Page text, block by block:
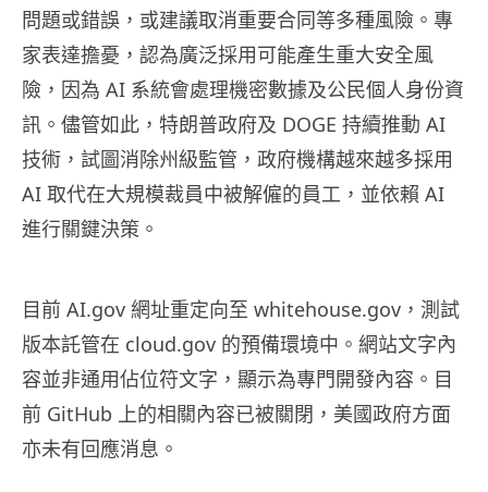
問題或錯誤，或建議取消重要合同等多種風險。專
家表達擔憂，認為廣泛採用可能產生重大安全風
險，因為 AI 系統會處理機密數據及公民個人身份資
訊。儘管如此，特朗普政府及 DOGE 持續推動 AI
技術，試圖消除州級監管，政府機構越來越多採用
AI 取代在大規模裁員中被解僱的員工，並依賴 AI
進行關鍵決策。
目前 AI.gov 網址重定向至 whitehouse.gov，測試
版本託管在 cloud.gov 的預備環境中。網站文字內
容並非通用佔位符文字，顯示為專門開發內容。目
前 GitHub 上的相關內容已被關閉，美國政府方面
亦未有回應消息。